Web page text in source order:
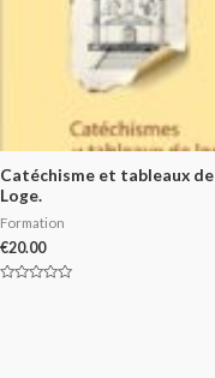
Catéchisme et tableaux de
Loge.
Formation
€20.00